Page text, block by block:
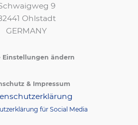
9
Ohlstadt
GERMANY
Einstellungen ändern
& Impressum
für Social Media